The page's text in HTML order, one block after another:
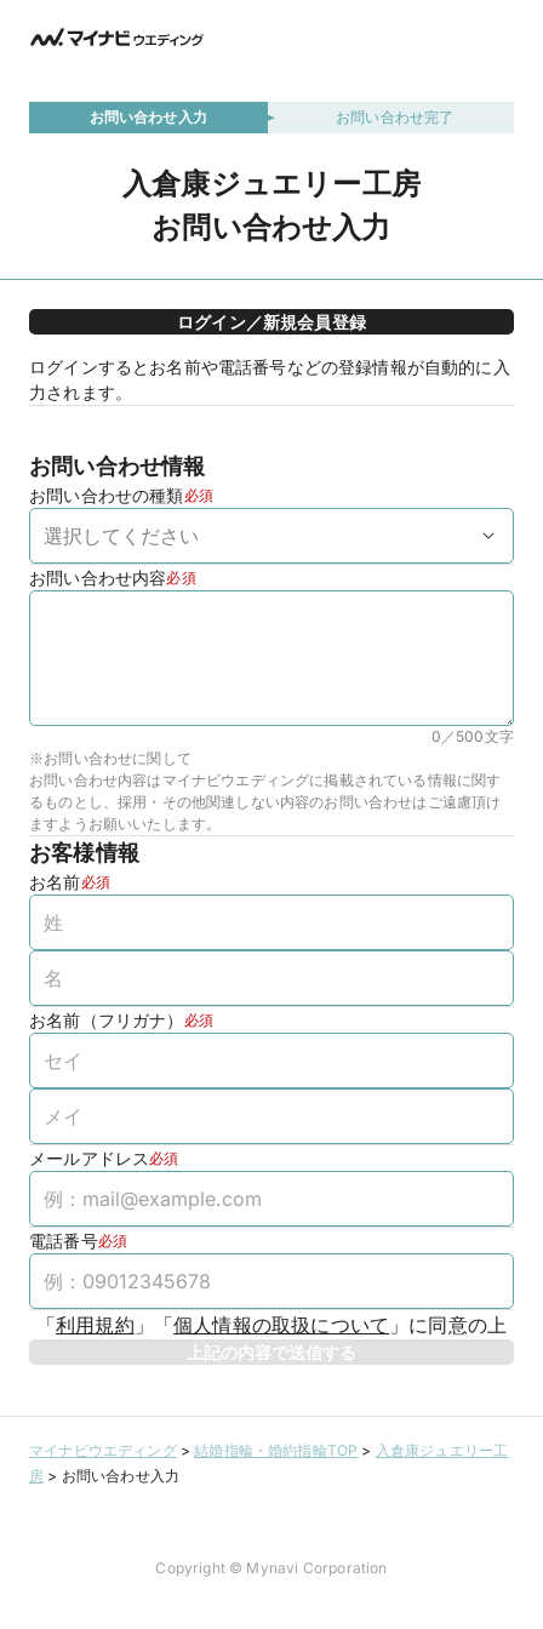
お問い合わせ入力 お問い合わせ完了
入倉康ジュエリー工房
お問い合わせ入力
ログイン／新規会員登録
ログインするとお名前や電話番号などの登録情報が自動的に入
力されます。
お問い合わせ情報
お問い合わせの種類必須
お問い合わせ内容必須
0／500文字
※お問い合わせに関して
お問い合わせ内容はマイナビウエディングに掲載されている情報に関す
るものとし、採用・その他関連しない内容のお問い合わせはご遠慮頂け
ますようお願いいたします。
お客様情報
お名前必須
お名前（フリガナ） 必須
メールアドレス 必須
電話番号必須
「利用規約 」 「個人情報の取扱について 」 に同意の上
上記の内容で送信する
マイナビウエディング>結婚指輪・婚約指輪TOP > 入倉康ジュエリー工
房 > お問い合わせ入力
Copyright © Mynavi Corporation